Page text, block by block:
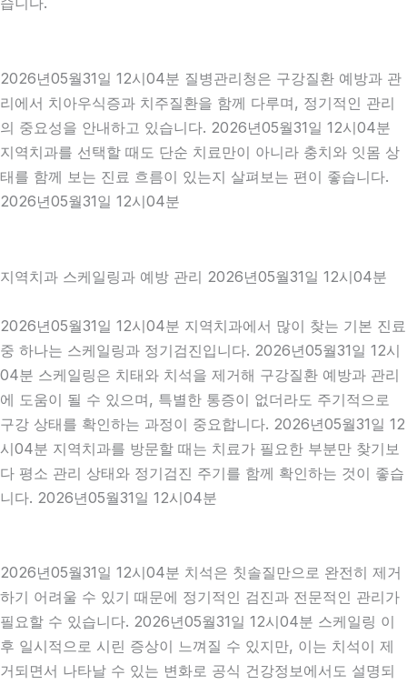
2026년05월31일 12시04분 질병관리청은 구강질환 예방과 관
리에서 치아우식증과 치주질환을 함께 다루며, 정기적인 관리
의 중요성을 안내하고 있습니다. 2026년05월31일 12시04분
지역치과를 선택할 때도 단순 치료만이 아니라 충치와 잇몸 상
태를 함께 보는 진료 흐름이 있는지 살펴보는 편이 좋습니다.
2026년05월31일 12시04분
지역치과 스케일링과 예방 관리 2026년05월31일 12시04분
2026년05월31일 12시04분 지역치과에서 많이 찾는 기본 진료
중 하나는 스케일링과 정기검진입니다. 2026년05월31일 12시
04분 스케일링은 치태와 치석을 제거해 구강질환 예방과 관리
에 도움이 될 수 있으며, 특별한 통증이 없더라도 주기적으로
구강 상태를 확인하는 과정이 중요합니다. 2026년05월31일 12
시04분 지역치과를 방문할 때는 치료가 필요한 부분만 찾기보
다 평소 관리 상태와 정기검진 주기를 함께 확인하는 것이 좋습
니다. 2026년05월31일 12시04분
2026년05월31일 12시04분 치석은 칫솔질만으로 완전히 제거
하기 어려울 수 있기 때문에 정기적인 검진과 전문적인 관리가
필요할 수 있습니다. 2026년05월31일 12시04분 스케일링 이
후 일시적으로 시린 증상이 느껴질 수 있지만, 이는 치석이 제
거되면서 나타날 수 있는 변화로 공식 건강정보에서도 설명되